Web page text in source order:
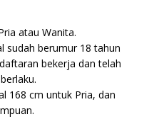
atau Wanita.
sudah berumur 18 tahun
bekerja dan telah
168 cm untuk Pria, dan